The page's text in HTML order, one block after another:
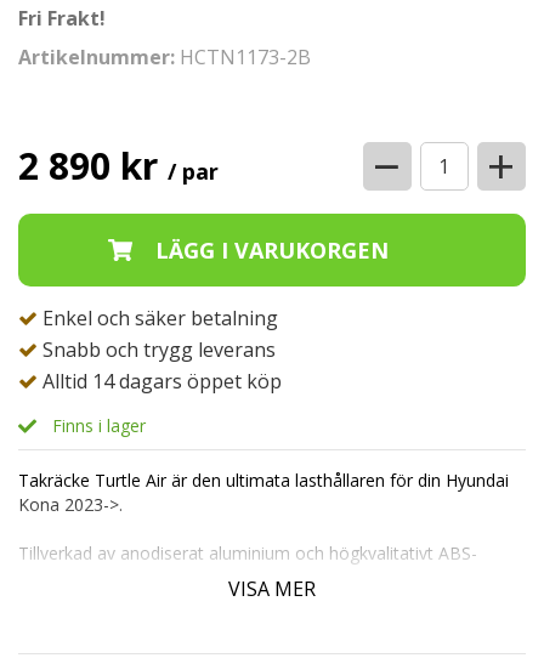
Fri Frakt!
Artikelnummer: HCTN1173-2B
2 890 kr / par − +
Enkel och säker betalning
Snabb och trygg leverans
Alltid 14 dagars öppet köp
Finns i lager
Takräcke Turtle Air är den ultimata lasthållaren för din Hyundai
Kona 2023->.
Tillverkad av anodiserat aluminium och högkvalitativt ABS-
plastfästen, är detta takräcke byggt för att hålla i många år
cykelställ och andra lasthållare. Monteringen är en lek utan
VISA MER